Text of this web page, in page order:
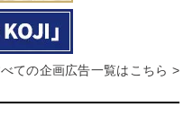
ての企画広告一覧はこちら >